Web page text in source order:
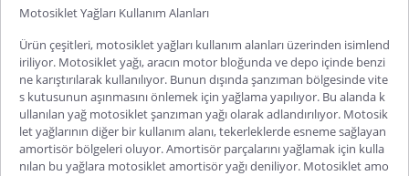
Motosiklet Yağları Kullanım Alanları
Ürün çeşitleri, motosiklet yağları kullanım alanları üzerinden isimlend
iriliyor. Motosiklet yağı,aracın motor bloğunda ve depo içinde benzi
ne karıştırılarak kullanılıyor. Bunun dışında şanzıman bölgesinde vite
s kutusunun aşınmasını önlemek için yağlama yapılıyor. Bu alanda k
ullanılan yağ motosiklet şanzıman yağıolarak adlandırılıyor. Motosik
let yağlarının diğer bir kullanım alanı, tekerleklerde esneme sağlayan
amortisör bölgeleri oluyor. Amortisör parçalarını yağlamak için kulla
nılan bu yağlara motosiklet amortisör yağıdeniliyor. Motosiklet amo